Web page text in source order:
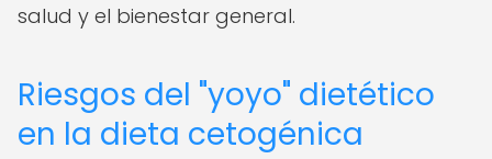
salud y el bienestar general.
Riesgos del "yoyo" dietético
en la dieta cetogénica